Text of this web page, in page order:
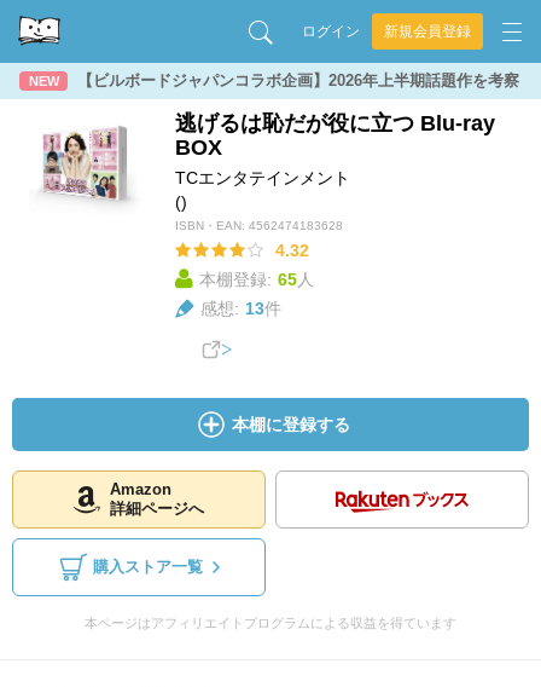
ログイン 新規会員登録
NEW 【ビルボードジャパンコラボ企画】2026年上半期話題作を考察
逃げるは恥だが役に立つ Blu-ray
BOX
TCエンタテインメント
()
ISBN・EAN: 4562474183628
4.32
本棚登録: 65人
感想: 13件
本棚に登録する
Amazon
詳細ページへ
購入ストア一覧
本ページはアフィリエイトプログラムによる収益を得ています